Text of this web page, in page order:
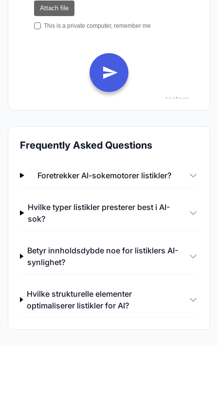
Frequently Asked Questions
Foretrekker AI-sokemotorer listikler?
Hvilke typer listikler presterer best i AI-
sok?
Betyr innholdsdybde noe for listiklers AI-
synlighet?
Hvilke strukturelle elementer
optimaliserer listikler for AI?